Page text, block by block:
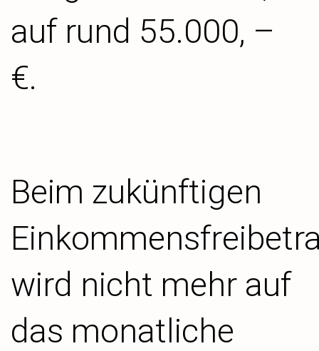
auf rund 55.000, –
€.
Beim zukünftigen
wird nicht mehr auf
das monatliche